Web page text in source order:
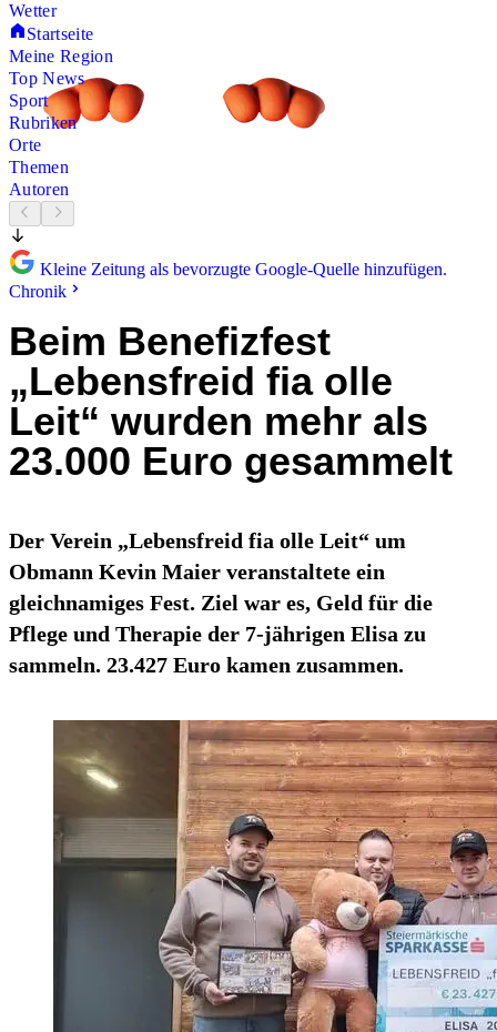
Wetter
Startseite
Meine Region
Top News
Sport
Rubriken
Orte
Themen
Autoren
Kleine Zeitung als bevorzugte Google-Quelle hinzufügen.
Chronik
Beim Benefizfest
„Lebensfreid fia olle
Leit“ wurden mehr als
23.000 Euro gesammelt
Der Verein „Lebensfreid fia olle Leit“ um
Obmann Kevin Maier veranstaltete ein
gleichnamiges Fest. Ziel war es, Geld für die
Pflege und Therapie der 7-jährigen Elisa zu
sammeln. 23.427 Euro kamen zusammen.